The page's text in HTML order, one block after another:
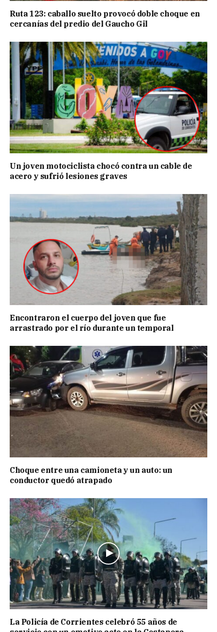
Ruta 123: caballo suelto provocó doble choque en
cercanías del predio del Gaucho Gil
Un joven motociclista chocó contra un cable de
acero y sufrió lesiones graves
Encontraron el cuerpo del joven que fue
arrastrado por el río durante un temporal
Choque entre una camioneta y un auto: un
conductor quedó atrapado
La Policía de Corrientes celebró 55 años de